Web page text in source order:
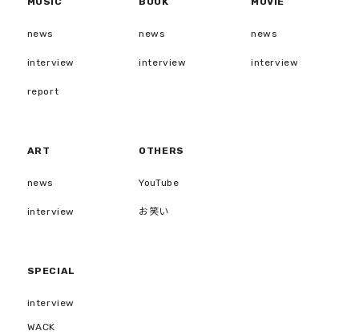
news
interview
report
news
interview
news
interview
ART
news
interview
OTHERS
YouTube
お笑い
SPECIAL
interview
WACK